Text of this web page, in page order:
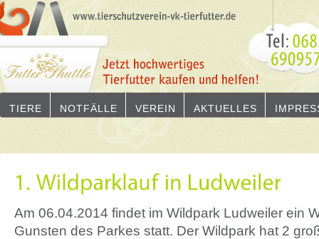
TIERE NOTFÄLLE VEREIN AKTUELLES
Am 06.04.2014 findet im Wildpark Ludweiler ein
Gunsten des Parkes statt. Der Wildpark hat 2